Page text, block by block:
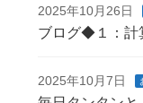
2025年10月26日
ブログ◆１：計
2025年10月7日